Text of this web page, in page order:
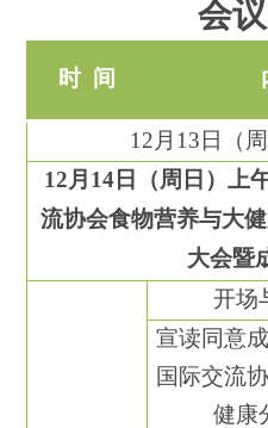
会
时 间
12 月 13 日（周
12月 14 日（周 日 ） 上
流协会食物营养与大
大会暨
开场
宣读同意
国际交流
健康